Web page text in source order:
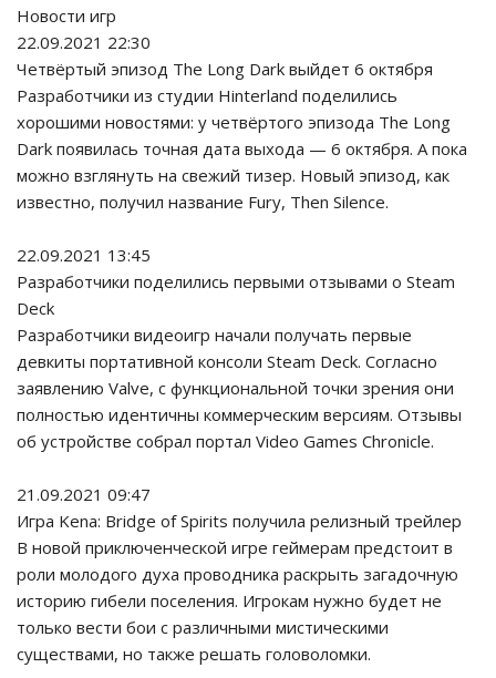
Новости игр
22.09.2021 22:30
Четвёртый эпизод The Long Dark выйдет 6 октября
Разработчики из студии Hinterland поделились
хорошими новостями: у четвёртого эпизода The Long
Dark появилась точная дата выхода — 6 октября. А пока
можно взглянуть на свежий тизер. Новый эпизод, как
известно, получил название Fury, Then Silence.
22.09.2021 13:45
Разработчики поделились первыми отзывами о Steam
Deck
Разработчики видеоигр начали получать первые
девкиты портативной консоли Steam Deck. Согласно
заявлению Valve, с функциональной точки зрения они
полностью идентичны коммерческим версиям. Отзывы
об устройстве собрал портал Video Games Chronicle.
21.09.2021 09:47
Игра Kena: Bridge of Spirits получила релизный трейлер
В новой приключенческой игре геймерам предстоит в
роли молодого духа проводника раскрыть загадочную
историю гибели поселения. Игрокам нужно будет не
только вести бои с различными мистическими
существами, но также решать головоломки.